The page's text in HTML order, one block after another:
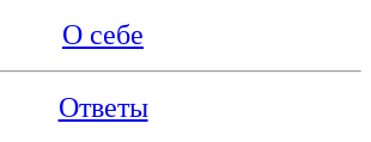
О себе
Ответы